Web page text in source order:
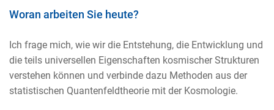
Woran arbeiten Sie heute?
Ich frage mich, wie wir die Entstehung, die Entwicklung und
die teils universellen Eigenschaften kosmischer Strukturen
verstehen können und verbinde dazu Methoden aus der
statistischen Quantenfeldtheorie mit der Kosmologie.